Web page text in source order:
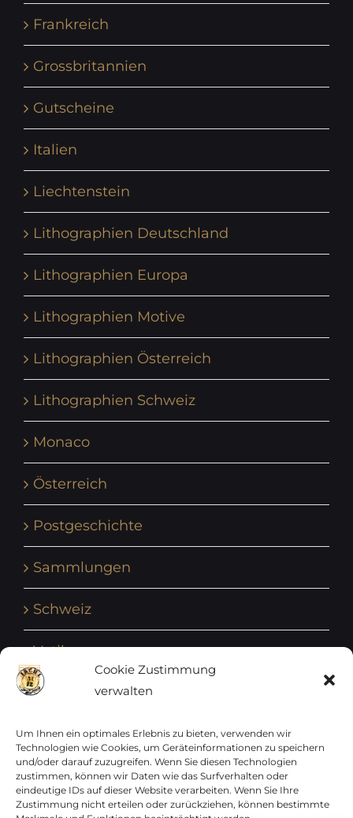
Cookie Zustimmung
verwalten
Um Ihnen ein optimales Erlebnis zu bieten, verwenden wir
Technologien wie Cookies, um Geräteinformationen zu speichern
und/oder darauf zuzugreifen. Wenn Sie diesen Technologien
zustimmen, können wir Daten wie das Surfverhalten oder
eindeutige IDs auf dieser Website verarbeiten. Wenn Sie Ihre
Zustimmung nicht erteilen oder zurückziehen, können bestimmte
Frankreich
Grossbritannien
Gutscheine
Italien
Liechtenstein
Lithographien Deutschland
Lithographien Europa
Lithographien Motive
Lithographien Österreich
Lithographien Schweiz
Monaco
Österreich
Postgeschichte
Sammlungen
Schweiz
Vatikan
Vereinte Nationen
Vorphilatelie
Zensurbelege Österreich